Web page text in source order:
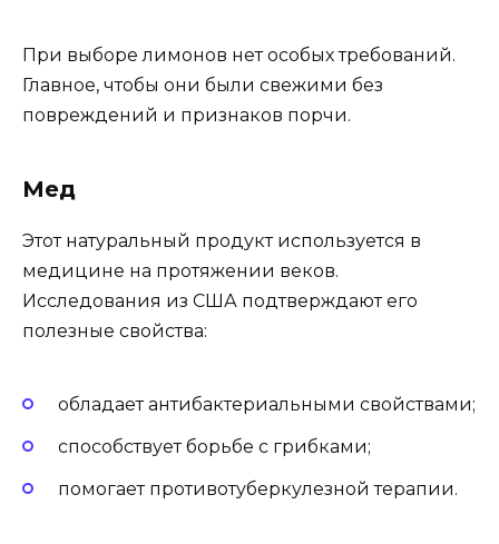
При выборе лимонов нет особых требований.
Главное, чтобы они были свежими без
повреждений и признаков порчи.
Мед
Этот натуральный продукт используется в
медицине на протяжении веков.
Исследования из США подтверждают его
полезные свойства:
обладает антибактериальными свойствами;
способствует борьбе с грибками;
помогает противотуберкулезной терапии.